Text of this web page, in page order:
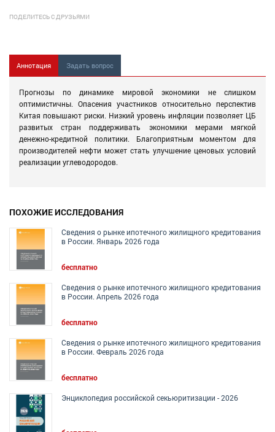
ПОДЕЛИТЕСЬ С ДРУЗЬЯМИ
Аннотация Задать вопрос
Прогнозы по динамике мировой экономики не слишком
оптимистичны. Опасения участников относительно перспектив
Китая повышают риски. Низкий уровень инфляции позволяет ЦБ
развитых стран поддерживать экономики мерами мягкой
денежно-кредитной политики. Благоприятным моментом для
производителей нефти может стать улучшение ценовых условий
реализации углеводородов.
ПОХОЖИЕ ИССЛЕДОВАНИЯ
Сведения о рынке ипотечного жилищного кредитования
в России. Январь 2026 года
бесплатно
Сведения о рынке ипотечного жилищного кредитования
в России. Апрель 2026 года
бесплатно
Сведения о рынке ипотечного жилищного кредитования
в России. Февраль 2026 года
бесплатно
Энциклопедия российской секьюритизации - 2026